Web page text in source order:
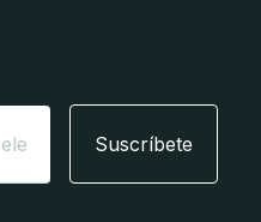
Suscríbete